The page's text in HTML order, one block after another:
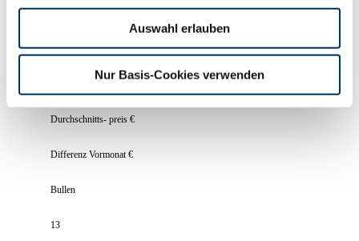
Auswahl erlauben
Nur Basis-Cookies verwenden
Verkauf
Durchschnitts- preis €
Differenz Vormonat €
Bullen
13